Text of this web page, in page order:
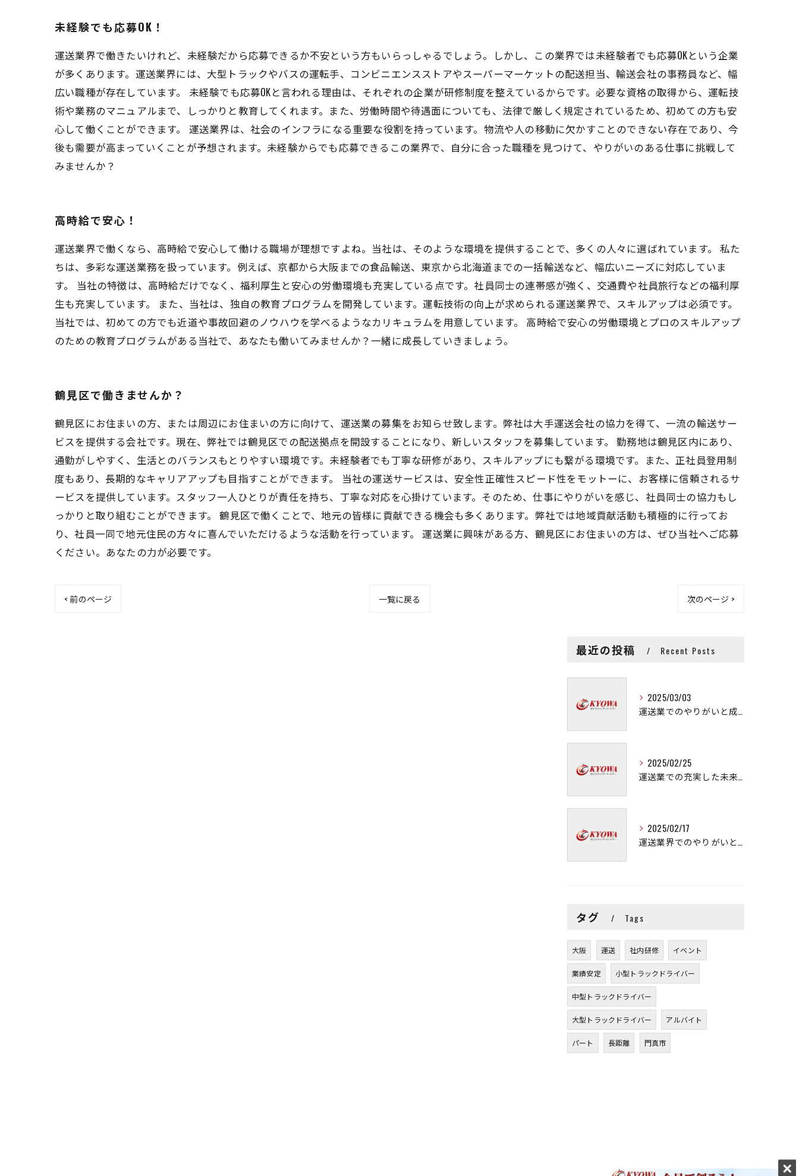
未経験でも応募OK！
運送業界で働きたいけれど、未経験だから応募できるか不安という方もいらっしゃるでしょう。しかし、この業界では未経験者でも応募OKという企業
が多くあります。運送業界には、大型トラックやバスの運転手、コンビニエンスストアやスーパーマーケットの配送担当、輸送会社の事務員など、幅
広い職種が存在しています。 未経験でも応募OKと言われる理由は、それぞれの企業が研修制度を整えているからです。必要な資格の取得から、運転技
術や業務のマニュアルまで、しっかりと教育してくれます。また、労働時間や待遇面についても、法律で厳しく規定されているため、初めての方も安
心して働くことができます。 運送業界は、社会のインフラになる重要な役割を持っています。物流や人の移動に欠かすことのできない存在であり、今
後も需要が高まっていくことが予想されます。未経験からでも応募できるこの業界で、自分に合った職種を見つけて、やりがいのある仕事に挑戦して
みませんか？
高時給で安心！
運送業界で働くなら、高時給で安心して働ける職場が理想ですよね。当社は、そのような環境を提供することで、多くの人々に選ばれています。 私た
ちは、多彩な運送業務を扱っています。例えば、京都から大阪までの食品輸送、東京から北海道までの一括輸送など、幅広いニーズに対応していま
す。 当社の特徴は、高時給だけでなく、福利厚生と安心の労働環境も充実している点です。社員同士の連帯感が強く、交通費や社員旅行などの福利厚
生も充実しています。 また、当社は、独自の教育プログラムを開発しています。運転技術の向上が求められる運送業界で、スキルアップは必須です。
当社では、初めての方でも近道や事故回避のノウハウを学べるようなカリキュラムを用意しています。 高時給で安心の労働環境とプロのスキルアップ
のための教育プログラムがある当社で、あなたも働いてみませんか？一緒に成長していきましょう。
鶴見区で働きませんか？
鶴見区にお住まいの方、または周辺にお住まいの方に向けて、運送業の募集をお知らせ致します。弊社は大手運送会社の協力を得て、一流の輸送サー
ビスを提供する会社です。現在、弊社では鶴見区での配送拠点を開設することになり、新しいスタッフを募集しています。 勤務地は鶴見区内にあり、
通勤がしやすく、生活とのバランスもとりやすい環境です。未経験者でも丁寧な研修があり、スキルアップにも繋がる環境です。また、正社員登用制
度もあり、長期的なキャリアアップも目指すことができます。 当社の運送サービスは、安全性正確性スピード性をモットーに、お客様に信頼されるサ
ービスを提供しています。スタッフ一人ひとりが責任を持ち、丁寧な対応を心掛けています。そのため、仕事にやりがいを感じ、社員同士の協力もし
っかりと取り組むことができます。 鶴見区で働くことで、地元の皆様に貢献できる機会も多くあります。弊社では地域貢献活動も積極的に行ってお
り、社員一同で地元住民の方々に喜んでいただけるような活動を行っています。 運送業に興味がある方、鶴見区にお住まいの方は、ぜひ当社へご応募
ください。あなたの力が必要です。
< 前のページ 一覧に戻る 次のページ >
最近の投稿 Recent Posts
2025/03/03
運送業でのやりがいと成長の秘訣
2025/02/25
運送業での充実した未来を拓く方法
2025/02/17
運送業界でのやりがいと可能性
タグ Tags
大阪 運送 社内研修 イベント
業績安定 小型トラックドライバー
中型トラックドライバー
大型トラックドライバー アルバイト
パート 長距離 門真市